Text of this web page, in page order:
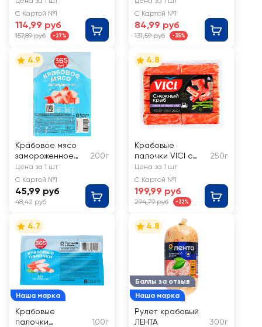
С Картой №1
114,99 руб
157,89 руб -27%
С Картой №1
84,99 руб
131,59 руб -35%
4.9
Крабовое мясо
замороженное
365 ДНЕЙ
(имитация)
200г
Цена за 1 шт
С Картой №1
45,99 руб
48,42 руб
4.8
Крабовые
палочки VICI с
мясом
натурального
краба
250г
Цена за 1 шт
С Картой №1
199,99 руб
294,79 руб -32%
Наша марка
4.7
Крабовые
палочки
100г
Баллы за отзыв
Наша марка
4.8
Рулет крабовый
ЛЕНТА
300г